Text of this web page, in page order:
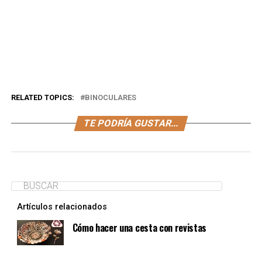
RELATED TOPICS: BINOCULARES
TE PODRÍA GUSTAR...
Artículos relacionados
Cómo hacer una cesta con revistas